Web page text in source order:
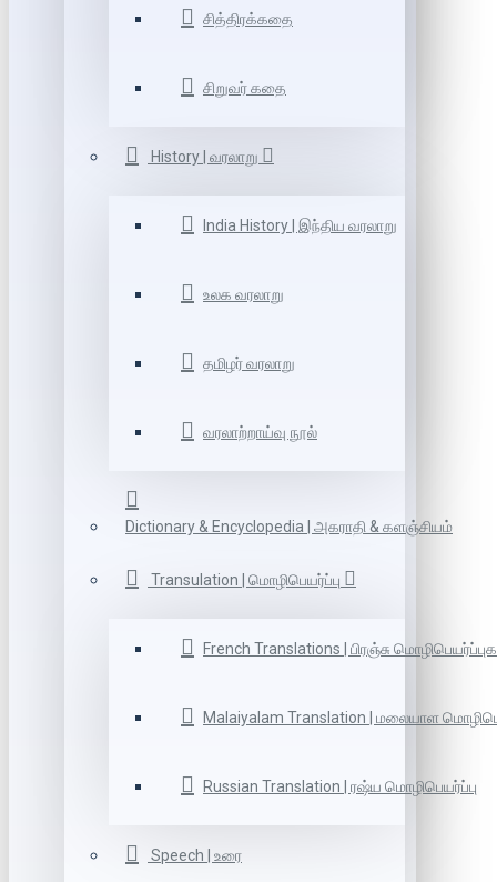
சித்திரக்கதை
சிறுவர் கதை
History | வரலாறு
India History | இந்திய வரலாறு
உலக வரலாறு
தமிழர் வரலாறு
வரலாற்றாய்வு நூல்
Dictionary & Encyclopedia | அகராதி & களஞ்சியம்
Transulation | மொழிபெயர்ப்பு
French Translations | பிரஞ்சு
Malaiyalam Translation | மலையாள
Russian Translation | ரஷ்ய மொழிபெயர்ப்பு
Speech | உரை